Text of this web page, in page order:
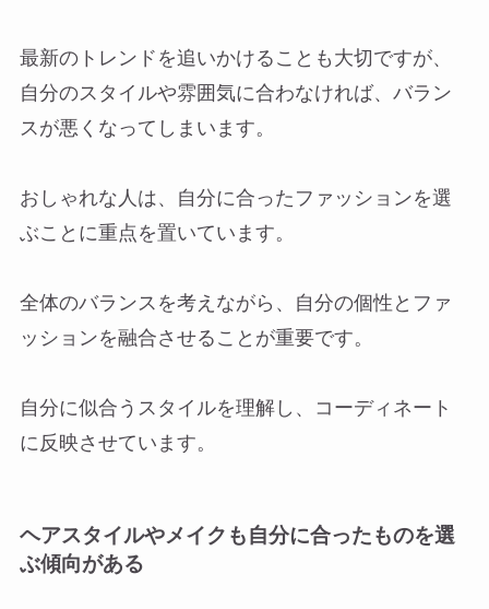
最新のトレンドを追いかけることも大切ですが、
自分のスタイルや雰囲気に合わなければ、バラン
スが悪くなってしまいます。
おしゃれな人は、自分に合ったファッションを選
ぶことに重点を置いています。
全体のバランスを考えながら、自分の個性とファ
ッションを融合させることが重要です。
自分に似合うスタイルを理解し、コーディネート
に反映させています。
ヘアスタイルやメイクも自分に合ったものを選
ぶ傾向がある